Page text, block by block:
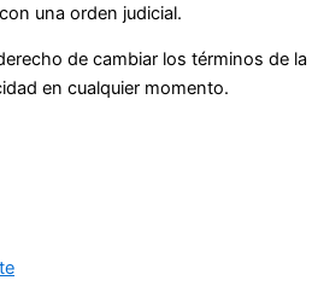
una orden judicial.
de cambiar los términos de la
en cualquier momento.